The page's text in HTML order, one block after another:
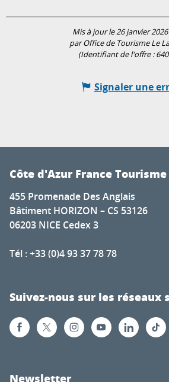
Mis à jour le 26 janvier 2026
par Office de Tourisme Le
(Identifiant de l'offre :
Signaler une
Côte d'Azur France Tourisme
455 Promenade Des Anglais
Bâtiment HORIZON – CS 53126
06203 NICE Cedex 3
Tél : +33 (0)4 93 37 78 78
Suivez-nous sur les réseaux
Newsletter